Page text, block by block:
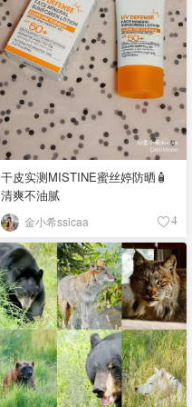
干皮实测MISTINE蜜丝婷防晒🧴
清爽不油腻
金小希ssicaa 4